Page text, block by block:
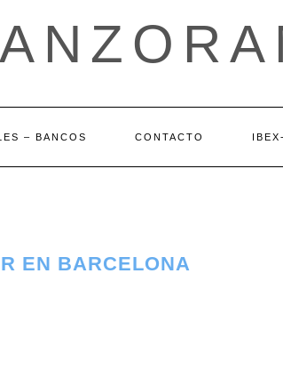
– BANCOS CONTACTO
EN BARCELONA